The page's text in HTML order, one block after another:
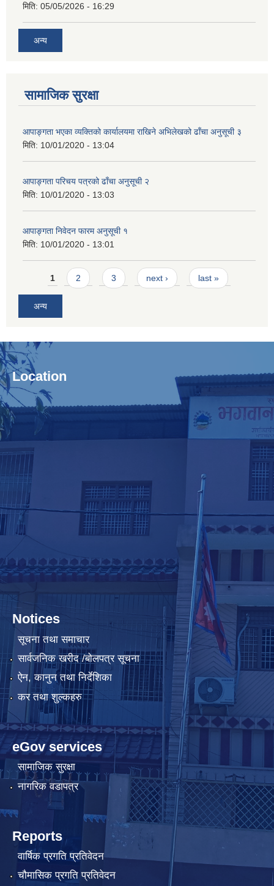
मिति: 05/05/2026 - 16:29
अन्य
सामाजिक सुरक्षा
आपाङ्गता भएका व्यक्तिको कार्यालयमा राखिने अभिलेखको ढाँचा अनुसूची ३
मिति: 10/01/2020 - 13:04
आपाङ्गता परिचय पत्रको ढाँचा अनुसूची २
मिति: 10/01/2020 - 13:03
आपाङ्गता निवेदन फारम अनुसूची १
मिति: 10/01/2020 - 13:01
Pages
1 2 3 next › last »
अन्य
Location
Notices
सूचना तथा समाचार
सार्वजनिक खरीद /बोलपत्र सूचना
ऐन, कानुन तथा निर्देशिका
कर तथा शुल्कहरु
eGov services
सामाजिक सुरक्षा
नागरिक वडापत्र
Reports
वार्षिक प्रगति प्रतिवेदन
चौमासिक प्रगति प्रतिवेदन